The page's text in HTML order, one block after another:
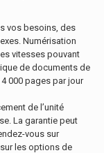
vos besoins, des
Numérisation
vitesses pouvant
de documents de
000 pages par jour
de l’unité
La garantie peut
vous sur
les options de